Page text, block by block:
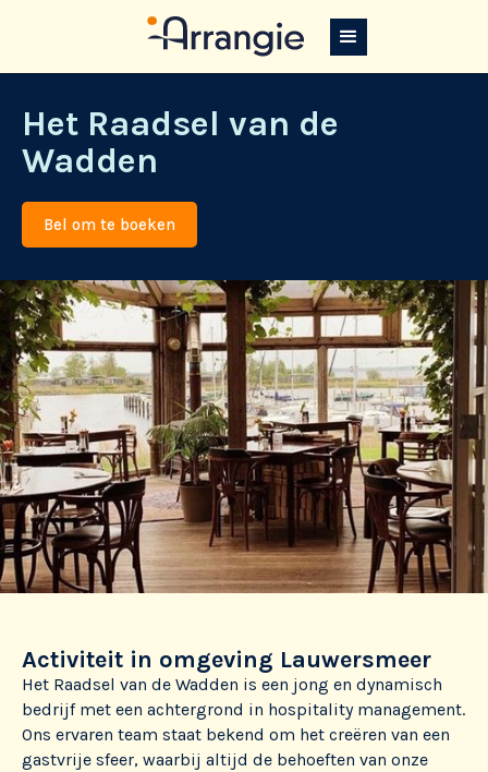
Het Raadsel van de
Wadden
Bel om te boeken
Activiteit in omgeving Lauwersmeer
Het Raadsel van de Wadden is een jong en dynamisch
bedrijf met een achtergrond in hospitality management.
Ons ervaren team staat bekend om het creëren van een
gastvrije sfeer, waarbij altijd de behoeften van onze